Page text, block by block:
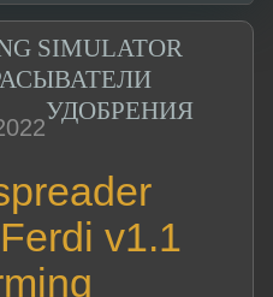
SIMULATOR
УДОБРЕНИЯ
v1.1